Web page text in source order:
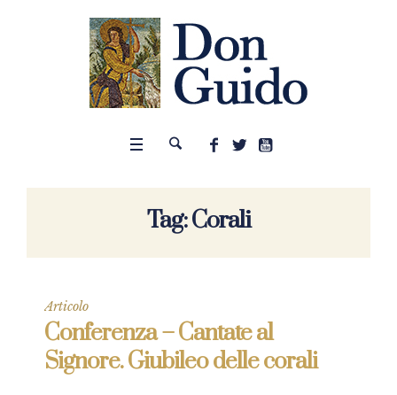
Tag:Corali
Articolo
Conferenza – Cantate al
Signore. Giubileo delle corali